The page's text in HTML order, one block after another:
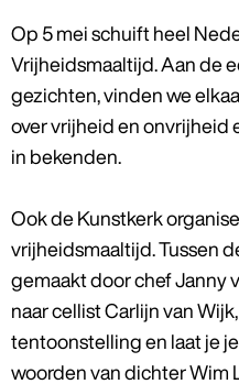
Op 5 mei schuift heel
Vrijheidsmaaltijd. Aan de
gezichten, vinden we
over vrijheid en onvrijheid
in bekenden.
Ook de Kunstkerk
vrijheidsmaaltijd. Tussen
gemaakt door chef Janny
naar cellist Carlijn van
tentoonstelling en laat je
woorden van dichter Wim